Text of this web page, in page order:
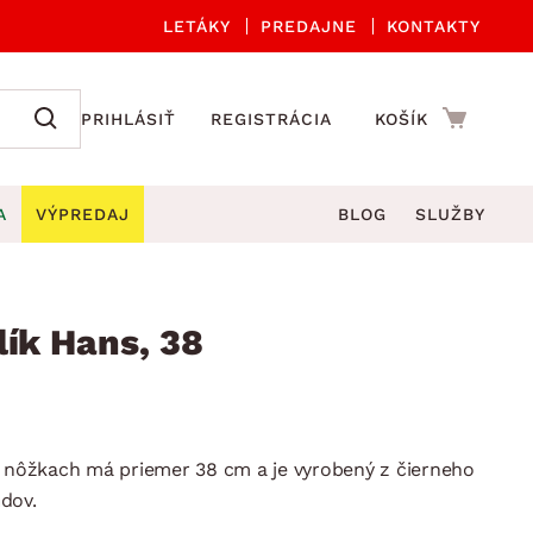
LETÁKY PREDAJNE KONTAKTY
PRIHLÁSIŤ REGISTRÁCIA KOŠÍK
Kuchynské príslušenstvo
stoličky a kreslá
hojdačky
lehátka
VÝPREDAJ BLOG SLUŽBY
Hans, 38
má priemer 38 cm a je vyrobený z čierneho